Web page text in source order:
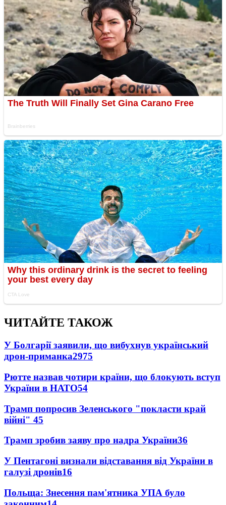
ЧИТАЙТЕ ТАКОЖ
У Болгарії заявили, що вибухнув український
дрон-приманка2975
Рютте назвав чотири країни, що блокують вступ
України в НАТО54
Трамп попросив Зеленського "покласти край
війні" 45
Трамп зробив заяву про надра України36
У Пентагоні визнали відставання від України в
галузі дронів16
Польща: Знесення пам'ятника УПА було